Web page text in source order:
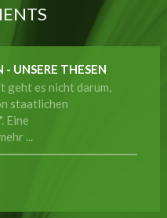
UNSERE THESEN
geht es nicht darum,
staatlichen
Eine
...